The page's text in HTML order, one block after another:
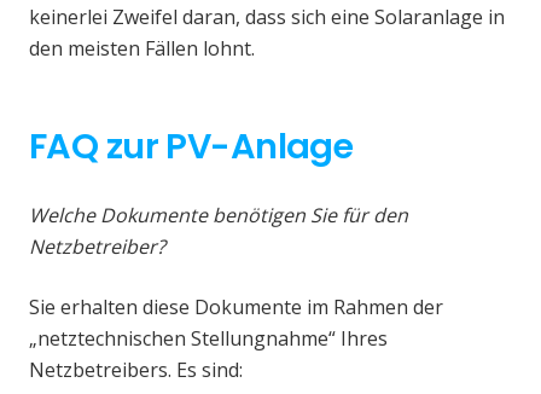
keinerlei Zweifel daran, dass sich eine Solaranlage in
den meisten Fällen lohnt.
FAQ zur PV-Anlage
Welche Dokumente benötigen Sie für den
Netzbetreiber?
Sie erhalten diese Dokumente im Rahmen der
„netztechnischen Stellungnahme“ Ihres
Netzbetreibers. Es sind: